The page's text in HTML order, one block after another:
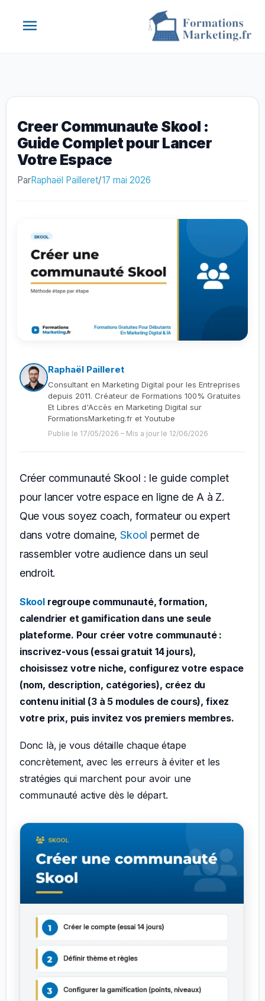
Menu
Creer Communaute Skool :
Guide Complet pour Lancer
Votre Espace
ParRaphaël Pailleret/17 mai 2026
Raphaël Pailleret
Consultant en Marketing Digital pour les Entreprises
depuis 2011. Créateur de Formations 100% Gratuites
Et Libres d'Accès en Marketing Digital sur
FormationsMarketing.fr et Youtube
Publie le 17/05/2026 – Mis a jour le 12/06/2026
Créer communauté Skool : le guide complet
pour lancer votre espace en ligne de A à Z.
Que vous soyez coach, formateur ou expert
dans votre domaine,Skool permet de
rassembler votre audience dans un seul
endroit.
Skoolregroupe communauté, formation,
calendrier et gamification dans une seule
plateforme. Pour créer votre communauté :
inscrivez-vous (essai gratuit 14 jours),
choisissez votre niche, configurez votre espace
(nom, description, catégories), créez du
contenu initial (3 à 5 modules de cours), fixez
votre prix, puis invitez vos premiers membres.
Donc là, je vous détaille chaque étape
concrètement, avec les erreurs à éviter et les
stratégies qui marchent pour avoir une
communauté active dès le départ.